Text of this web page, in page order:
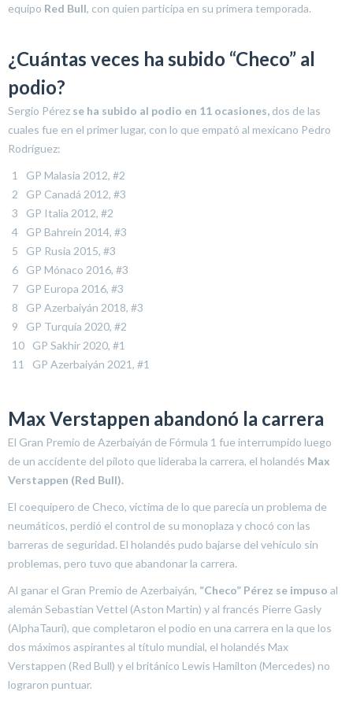
equipo Red Bull, con quien participa en su primera temporada.
¿Cuántas veces ha subido “Checo” al
podio?
Sergio Pérez se ha subido al podio en 11 ocasiones, dos de las
cuales fue en el primer lugar, con lo que empató al mexicano Pedro
Rodríguez:
GP Malasia 2012, #2
GP Canadá 2012, #3
GP Italia 2012, #2
GP Bahrein 2014, #3
GP Rusia 2015, #3
GP Mónaco 2016, #3
GP Europa 2016, #3
GP Azerbaiyán 2018, #3
GP Turquía 2020, #2
GP Sakhir 2020, #1
GP Azerbaiyán 2021, #1
Max Verstappen abandonó la carrera
El Gran Premio de Azerbaiyán de Fórmula 1 fue interrumpido luego
de un accidente del piloto que lideraba la carrera, el holandés Max
Verstappen (Red Bull).
El coequipero de Checo, víctima de lo que parecía un problema de
neumáticos, perdió el control de su monoplaza y chocó con las
barreras de seguridad. El holandés pudo bajarse del vehículo sin
problemas, pero tuvo que abandonar la carrera.
Al ganar el Gran Premio de Azerbaiyán, “Checo” Pérez se impuso al
alemán Sebastian Vettel (Aston Martin) y al francés Pierre Gasly
(AlphaTauri), que completaron el podio en una carrera en la que los
dos máximos aspirantes al título mundial, el holandés Max
Verstappen (Red Bull) y el británico Lewis Hamilton (Mercedes) no
lograron puntuar.